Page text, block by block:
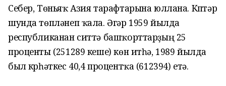
Себер, Төньяҡ Азия тарафтарына юллана. Күптәр
шунда төпләнеп ҡала. Әгәр 1959 йылда
республиканан ситтә башҡорттарҙың 25
проценты (251289 кеше) көн итһә, 1989 йылда
был күрһәткес 40,4 процентҡа (612394) етә.